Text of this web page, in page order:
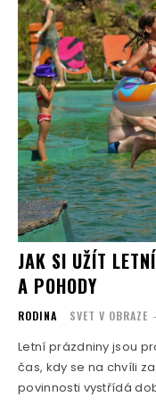
JAK SI UŽÍT
A POHODY
RODINA SVET V OBRAZE -
Letní prázdniny jsou
čas, kdy se na chvíli
povinnosti vystřídá